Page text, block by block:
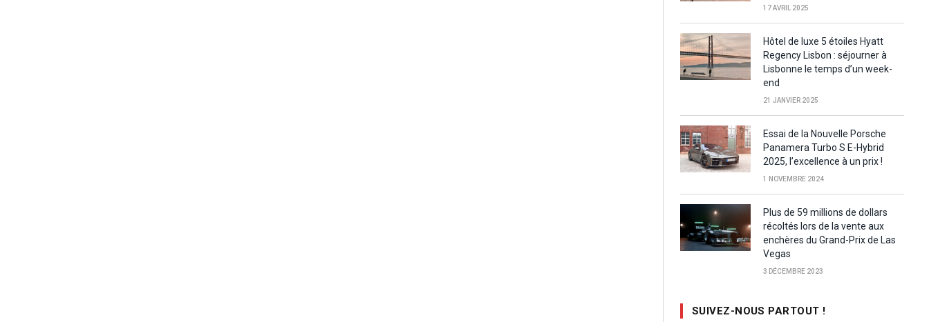
17 AVRIL 2025
Hôtel de luxe 5 étoiles Hyatt
Regency Lisbon : séjourner à
Lisbonne le temps d’un week-
end
21 JANVIER 2025
Essai de la Nouvelle Porsche
Panamera Turbo S E-Hybrid
2025, l’excellence à un prix !
1 NOVEMBRE 2024
Plus de 59 millions de dollars
récoltés lors de la vente aux
enchères du Grand-Prix de Las
Vegas
3 DÉCEMBRE 2023
SUIVEZ-NOUS PARTOUT !